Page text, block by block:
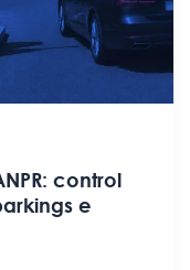
control
e